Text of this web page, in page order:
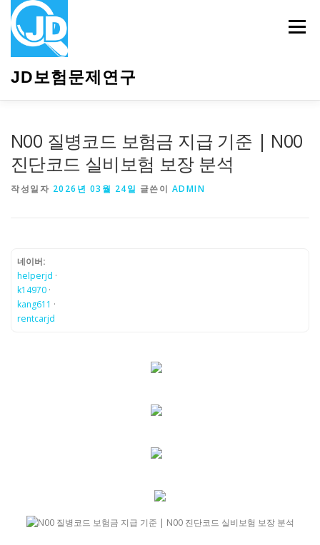
JD보험문제연구
메뉴
N00 질병코드 보험금 지급 기준 | N00
진단코드 실비보험 보장 분석
작성일자 2026년 03월 24일 글쓴이 ADMIN
네이버:
helperjd ·
k14970 ·
kang611 ·
rentcarjd